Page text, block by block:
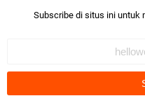
Bismillaah semoga
Subscribe di situs ini untuk